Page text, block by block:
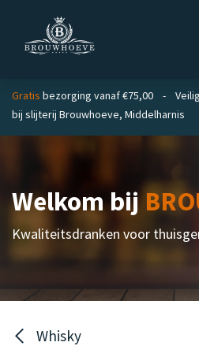
Gratis bezorging vanaf €75,00 -
bij slijterij Brouwhoeve, Middelharnis
Welkom bij
Kwaliteitsdranken voor
Whisky